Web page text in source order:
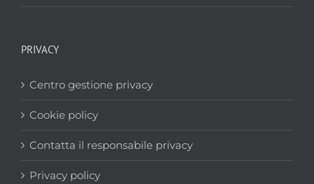
PRIVACY
Centro gestione privacy
Cookie policy
Contatta il responsabile privacy
Privacy policy